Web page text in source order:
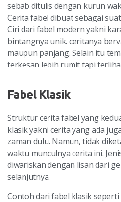
sebab ditulis dengan kurun
Cerita fabel dibuat sebagai
Ciri dari fabel modern yakni
bintangnya unik. ceritanya
maupun panjang. Selain itu
terkesan lebih rumit tapi
Fabel Klasik
Struktur cerita fabel yang
klasik yakni cerita yang ada
zaman dulu. Namun, tidak
waktu munculnya cerita ini.
diwariskan dengan lisan dari
selanjutnya.
Contoh dari fabel klasik